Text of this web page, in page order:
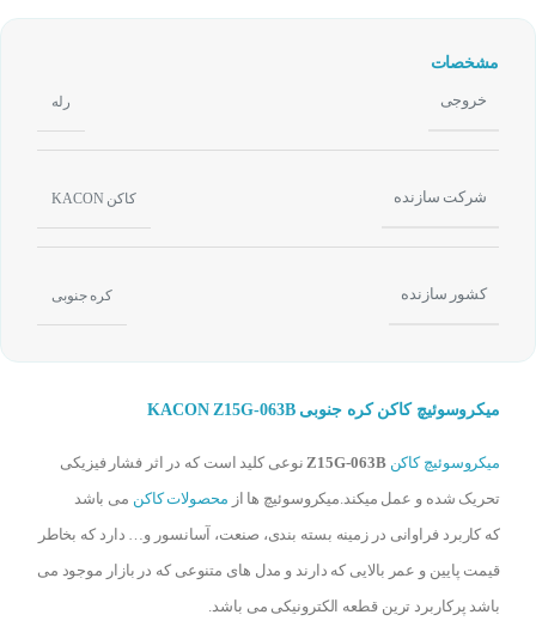
مشخصات
خروجی رله
شرکت سازنده کاکن KACON
کشور سازنده کره جنوبی
میکروسوئیچ کاکن کره جنوبی KACON Z15G-063B
میکروسوئیچ کاکن Z15G-063B
نوعی کلید است که در اثر فشار فیزیکی
تحریک شده و عمل میکند.میکروسوئیچ ها از محصولات کاکن می باشد
که کاربرد فراوانی در زمینه بسته بندی، صنعت، آسانسور و… دارد که بخاطر
قیمت پایین و عمر بالایی که دارند و مدل های متنوعی که در بازار موجود می
باشد پرکاربرد ترین قطعه الکترونیکی می باشد.